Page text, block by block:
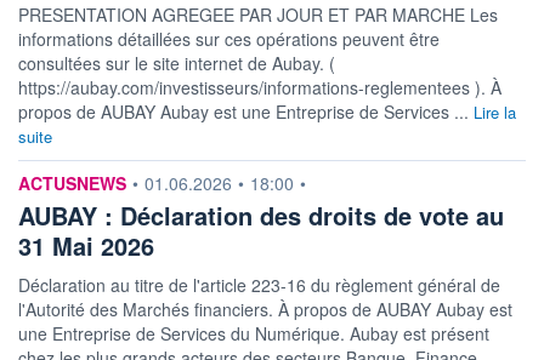
PRESENTATION AGREGEE PAR JOUR ET PAR MARCHE Les
informations détaillées sur ces opérations peuvent être
consultées sur le site internet de Aubay. (
https://aubay.com/investisseurs/informations-reglementees ). À
propos de AUBAY Aubay est une Entreprise de Services ... Lire la
suite
information fournie par
ACTUSNEWS • 01.06.2026 • 18:00 •
AUBAY : Déclaration des droits de vote au
31 Mai 2026
Déclaration au titre de l'article 223-16 du règlement général de
l'Autorité des Marchés financiers. À propos de AUBAY Aubay est
une Entreprise de Services du Numérique. Aubay est présent